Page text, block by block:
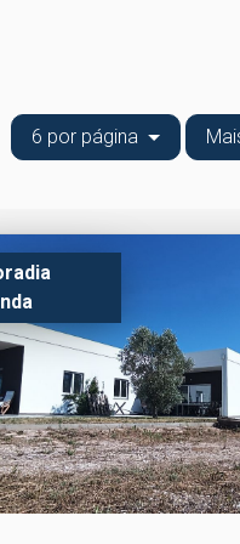
6 por página